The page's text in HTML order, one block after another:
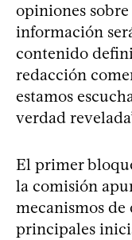
opiniones sobre
información
contenido
redacción
estamos
verdad
El primer
la comisión
mecanismos
principales